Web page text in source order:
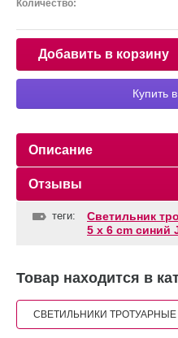
Количество:
Добавить в корзину
Купить
Описание
Отзывы
теги:
Светильник
5 x 6 cm синий
Товар находится в
СВЕТИЛЬНИКИ ТРОТУАРНЫЕ